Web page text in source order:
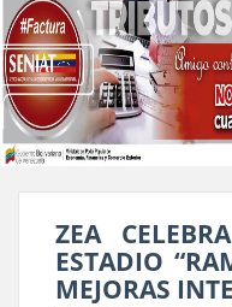
ZEA
ESTADIO
MEJORAS